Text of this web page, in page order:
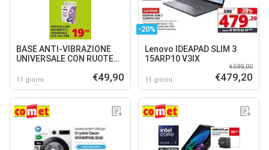
BASE ANTI-VIBRAZIONE
UNIVERSALE CON RUOTE
ASCIUGATRICI SLIM BASE
11 giorni €49,90
-20%
Lenovo IDEAPAD SLIM 3
15ARP10 V3IX
11 giorni
€599,00
€479,20